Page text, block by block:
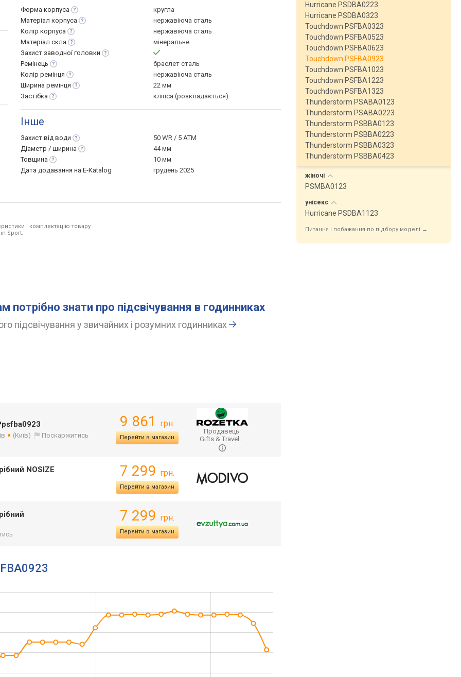
Форма корпуса
кругла
Матеріал корпуса
нержавіюча сталь
Колір корпуса
нержавіюча сталь
Матеріал скла
мінеральне
Захист заводноїголовки
Ремінець
браслет сталь
Колір ремінця
нержавіюча сталь
Ширина ремінця
22 мм
Застібка
кліпса (розкладається)
Інше
Захист від води
50 WR / 5 ATM
Діаметр / ширина
44 мм
Товщина
10 мм
Дата додавання на E-Katalog
грудень 2025
і комплектацію товару
Sport.
потрібно знати про підсвічування в годинниках
підсвічування у звичайних і розумних годинниках
(Київ) Поскаржитись
9 861 грн.
Перейти в магазин
Продавець:
Gifts & Travel…
NOSIZE 7 299 грн.
Перейти в магазин
7 299 грн.
Перейти в магазин
Hurricane PSDBA0223
Hurricane PSDBA0323
Touchdown PSFBA0323
Touchdown PSFBA0523
Touchdown PSFBA0623
Touchdown PSFBA0923
Touchdown PSFBA1023
Touchdown PSFBA1223
Touchdown PSFBA1323
Thunderstorm PSABA0123
Thunderstorm PSABA0223
Thunderstorm PSBBA0123
Thunderstorm PSBBA0223
Thunderstorm PSBBA0323
Thunderstorm PSBBA0423
жіночі
PSMBA0123
унісекс
Hurricane PSDBA1123
Питання і побажання по підбору моделі →